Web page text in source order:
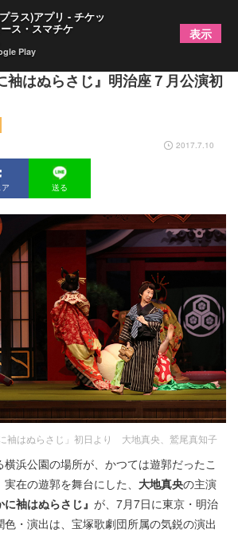
い人間模様、大地真央主演の舞台
袖はぬらさじ』明治座７月公演初
2017.7.10
送る
袖はぬらさじ」初日より 大地真央、鷲尾真知子
浜公園の場所が、かつては遊郭だったこ
在の遊郭を舞台にした、 大地真央の主演
に袖はぬらさじ』 が、7月7日に東京・明治
・演出は、宝塚歌劇団所属の気鋭の演出
ラス)アプリ - チケッ
ス・スマチケ
Play
表示